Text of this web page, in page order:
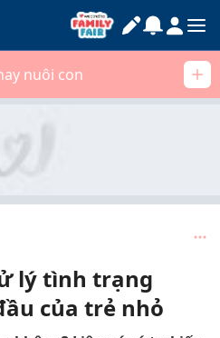
nuôi con
lý tình trạng
của trẻ nhỏ